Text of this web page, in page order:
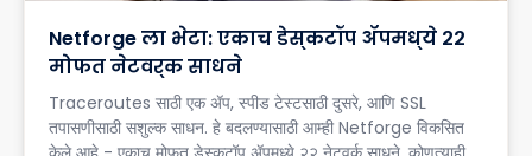
Netforge ला भेटा: एकाच डेस्कटॉप ॲपमध्ये २२
मोफत नेटवर्क साधने
Traceroutes साठी एक ॲप, स्पीड टेस्टसाठी दुसरे, आणि SSL
तपासणीसाठी सशुल्क साधन. हे बदलण्यासाठी आम्ही Netforge विकसित